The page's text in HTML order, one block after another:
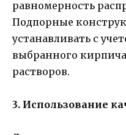
равномерность
Подпорные
устанавливать с
выбранного
растворов.
3. Использование